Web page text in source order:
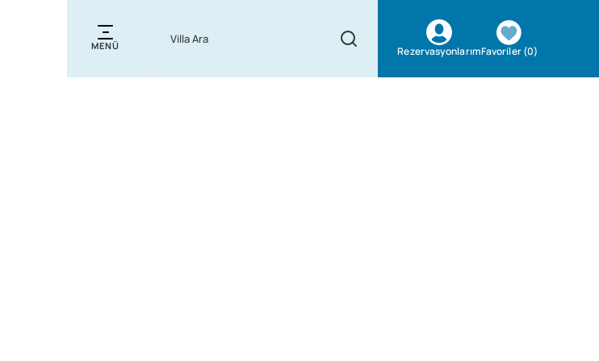
MENÜ RezervasyonlarımFavoriler(0)